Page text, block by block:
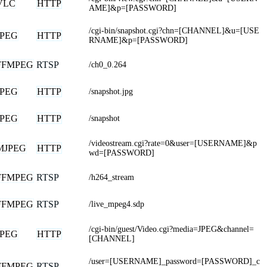
HTTP
AME]&p=[PASSWORD]
HTTP
/cgi-bin/snapshot.cgi?chn=[CHANNEL]&u=[USE
RNAME]&p=[PASSWORD]
RTSP /ch0_0.264
HTTP /snapshot.jpg
HTTP /snapshot
HTTP
/videostream.cgi?rate=0&user=[USERNAME]&p
wd=[PASSWORD]
RTSP /h264_stream
RTSP /live_mpeg4.sdp
HTTP
/cgi-bin/guest/Video.cgi?media=JPEG&channel=
[CHANNEL]
/user=[USERNAME]_password=[PASSWORD]_c